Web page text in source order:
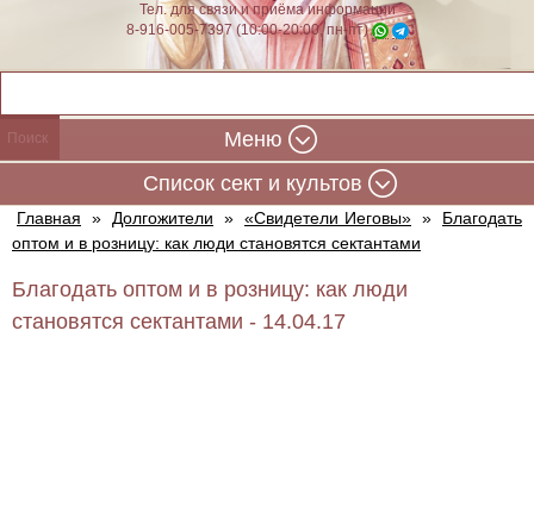
Тел. для связи и приёма информации
8-916-005-7397 (10:00-20:00, пн-пт)
Меню
Cписок сект и культов
Главная » Долгожители » «Свидетели Иеговы» »
Благодать
оптом и в розницу: как люди становятся сектантами
Благодать оптом и в розницу: как люди
становятся сектантами - 14.04.17